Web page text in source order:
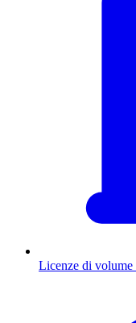
Licenze di volume